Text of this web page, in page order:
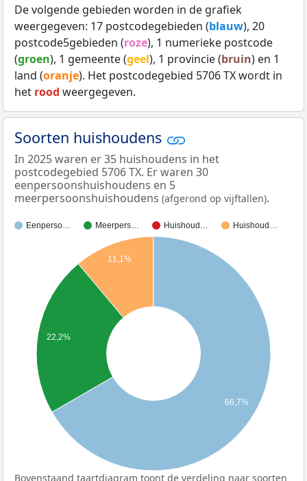
De volgende gebieden worden in de grafiek
weergegeven: 17 postcodegebieden (blauw), 20
postcode5gebieden (roze), 1 numerieke postcode
(groen), 1 gemeente (geel), 1 provincie (bruin) en 1
land (oranje). Het postcodegebied 5706 TX wordt in
het rood weergegeven.
Soorten huishoudens
In 2025 waren er 35 huishoudens in het
postcodegebied 5706 TX. Er waren 30
eenpersoonshuishoudens en 5
meerpersoonshuishoudens (afgerond op vijftallen).
Eenperso… Meerpers… Huishoud… Huishoud…
11,1%
22,2%
66,7%
Bovenstaand taartdiagram toont de verdeling naar soorten